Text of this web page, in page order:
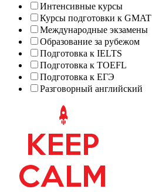
Интенсивные курсы
Курсы подготовки к GMAT
Международные экзамены
Образование за рубежом
Подготовка к IELTS
Подготовка к TOEFL
Подготовка к ЕГЭ
Разговорный английский